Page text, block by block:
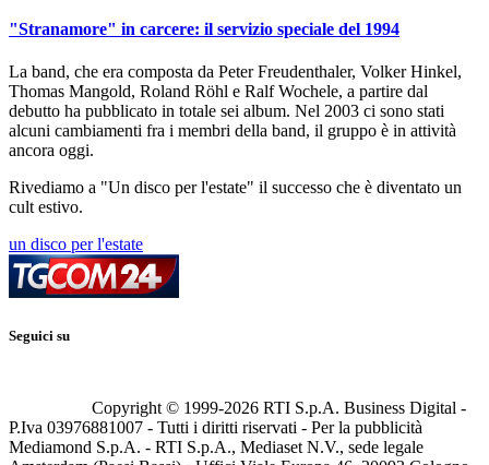
"Stranamore" in carcere: il servizio speciale del 1994
La band, che era composta da Peter Freudenthaler, Volker Hinkel,
Thomas Mangold, Roland Röhl e Ralf Wochele, a partire dal
debutto ha pubblicato in totale sei album. Nel 2003 ci sono stati
alcuni cambiamenti fra i membri della band, il gruppo è in attività
ancora oggi.
Rivediamo a "Un disco per l'estate" il successo che è diventato un
cult estivo.
un disco per l'estate
Seguici su
Copyright © 1999-2026 RTI S.p.A. Business Digital -
P.Iva 03976881007 - Tutti i diritti riservati - Per la pubblicità
Mediamond S.p.A. - RTI S.p.A., Mediaset N.V., sede legale